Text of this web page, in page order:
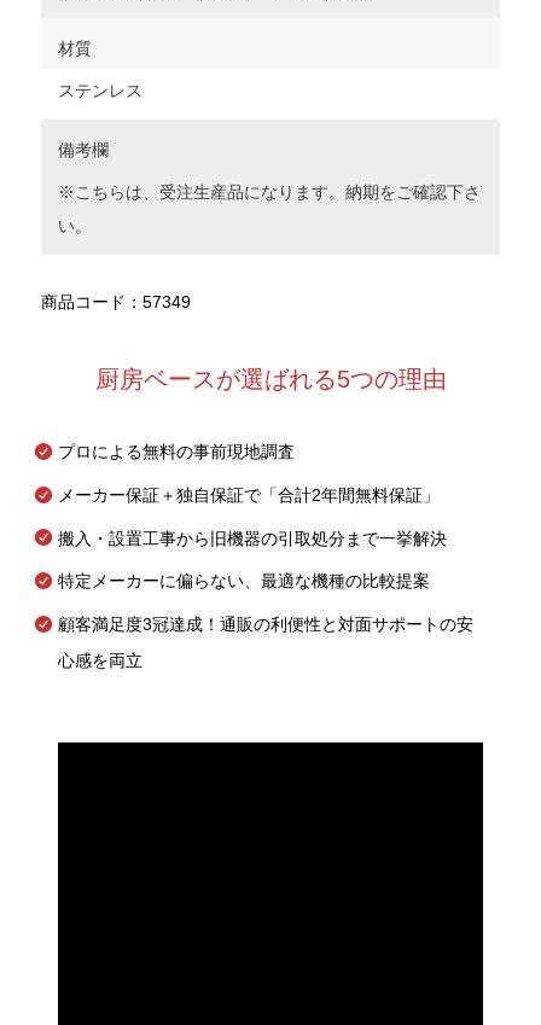
材質
ステンレス
備考欄
※こちらは、受注生産品になります。納期をご確認下さ
い。
商品コード：57349
厨房ベースが選ばれる5つの理由
プロによる無料の事前現地調査
メーカー保証＋独自保証で「合計2年間無料保証」
搬入・設置工事から旧機器の引取処分まで一挙解決
特定メーカーに偏らない、最適な機種の比較提案
顧客満足度3冠達成！通販の利便性と対面サポートの安
心感を両立